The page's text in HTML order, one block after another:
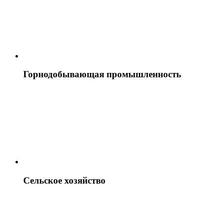
Горнодобывающая промышленность
Сельское хозяйство